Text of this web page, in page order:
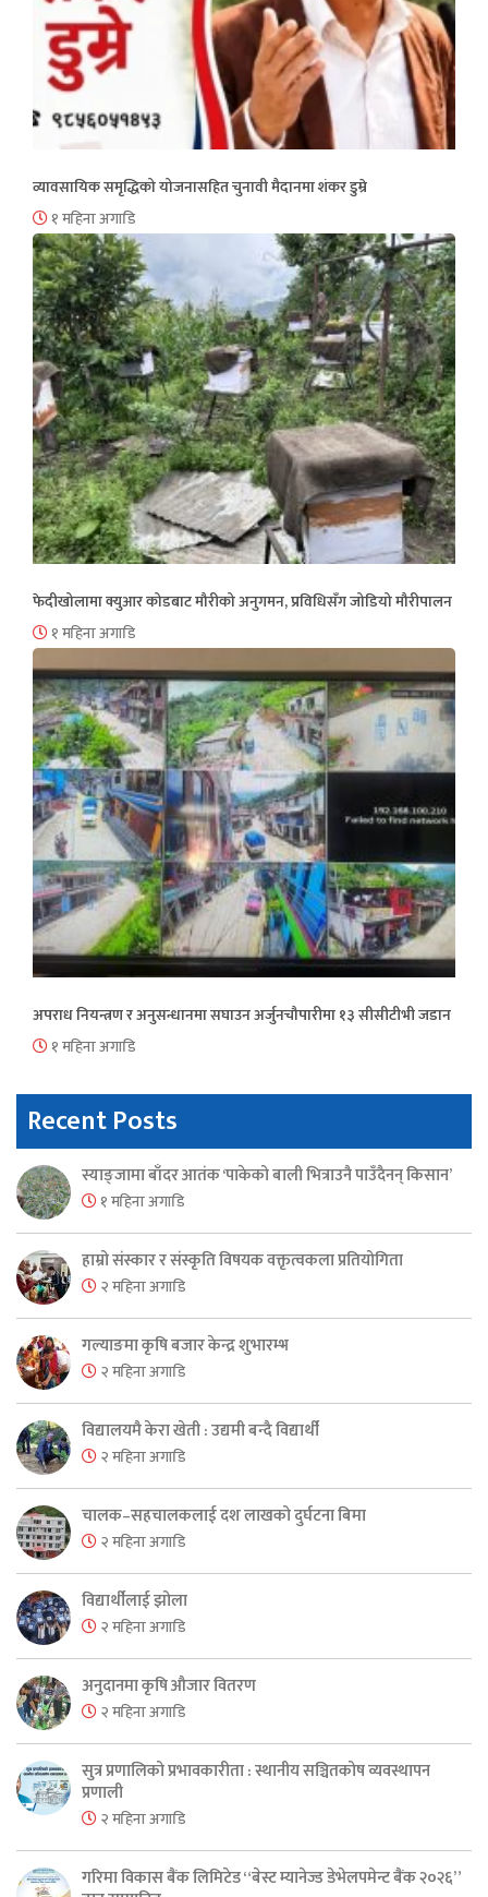
व्यावसायिक समृद्धिको योजनासहित चुनावी मैदानमा शंकर डुम्रे
१ महिना अगाडि
फेदीखोलामा क्युआर कोडबाट मौरीको अनुगमन, प्रविधिसँग जोडियो मौरीपालन
१ महिना अगाडि
अपराध नियन्त्रण र अनुसन्धानमा सघाउन अर्जुनचौपारीमा १३ सीसीटीभी जडान
१ महिना अगाडि
Recent Posts
स्याङ्जामा बाँदर आतंक ‘पाकेको बाली भित्राउनै पाउँदैनन् किसान’
१ महिना अगाडि
हाम्रो संस्कार र संस्कृति विषयक वक्तृत्वकला प्रतियोगिता
२ महिना अगाडि
गल्याङमा कृषि बजार केन्द्र शुभारम्भ
२ महिना अगाडि
विद्यालयमै केरा खेती : उद्यमी बन्दै विद्यार्थी
२ महिना अगाडि
चालक–सहचालकलाई दश लाखको दुर्घटना बिमा
२ महिना अगाडि
विद्यार्थीलाई झोला
२ महिना अगाडि
अनुदानमा कृषि औजार वितरण
२ महिना अगाडि
सुत्र प्रणालिको प्रभावकारीता : स्थानीय सञ्चितकोष व्यवस्थापन
प्रणाली
२ महिना अगाडि
गरिमा विकास बैंक लिमिटेड “बेस्ट म्यानेज्ड डेभेलपमेन्ट बैंक २०२६”